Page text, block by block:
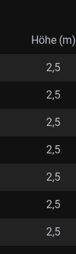
Höhe (m)
2,5
2,5
2,5
2,5
2,5
2,5
2,5